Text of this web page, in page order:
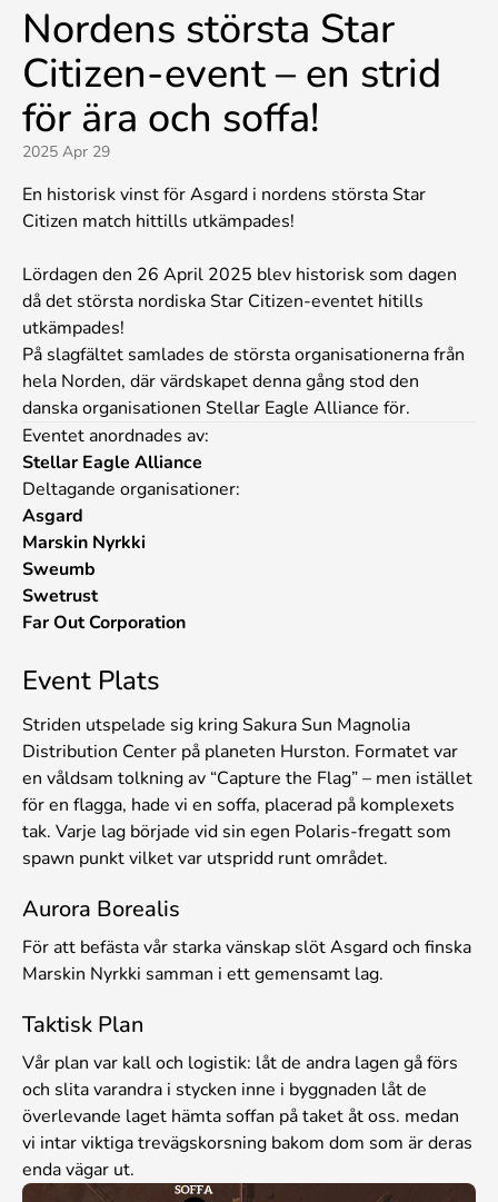
Nordens största Star
Citizen-event – en strid
för ära och soffa!
2025 Apr 29
En historisk vinst för Asgard i nordens största Star
Citizen match hittills utkämpades!
Lördagen den 26 April 2025 blev historisk som dagen
då det största nordiska Star Citizen-eventet hitills
utkämpades!
På slagfältet samlades de största organisationerna från
hela Norden, där värdskapet denna gång stod den
danska organisationen Stellar Eagle Alliance för.
Eventet anordnades av:
Stellar Eagle Alliance
Deltagande organisationer:
Asgard
Marskin Nyrkki
Sweumb
Swetrust
Far Out Corporation
Event Plats
Striden utspelade sig kring Sakura Sun Magnolia
Distribution Center på planeten Hurston. Formatet var
en våldsam tolkning av “Capture the Flag” – men istället
för en flagga, hade vi en soffa, placerad på komplexets
tak. Varje lag började vid sin egen Polaris-fregatt som
spawn punkt vilket var utspridd runt området.
Aurora Borealis
För att befästa vår starka vänskap slöt Asgard och finska
Marskin Nyrkki samman i ett gemensamt lag.
Taktisk Plan
Vår plan var kall och logistik: låt de andra lagen gå förs
och slita varandra i stycken inne i byggnaden låt de
överlevande laget hämta soffan på taket åt oss. medan
vi intar viktiga trevägskorsning bakom dom som är deras
enda vägar ut.